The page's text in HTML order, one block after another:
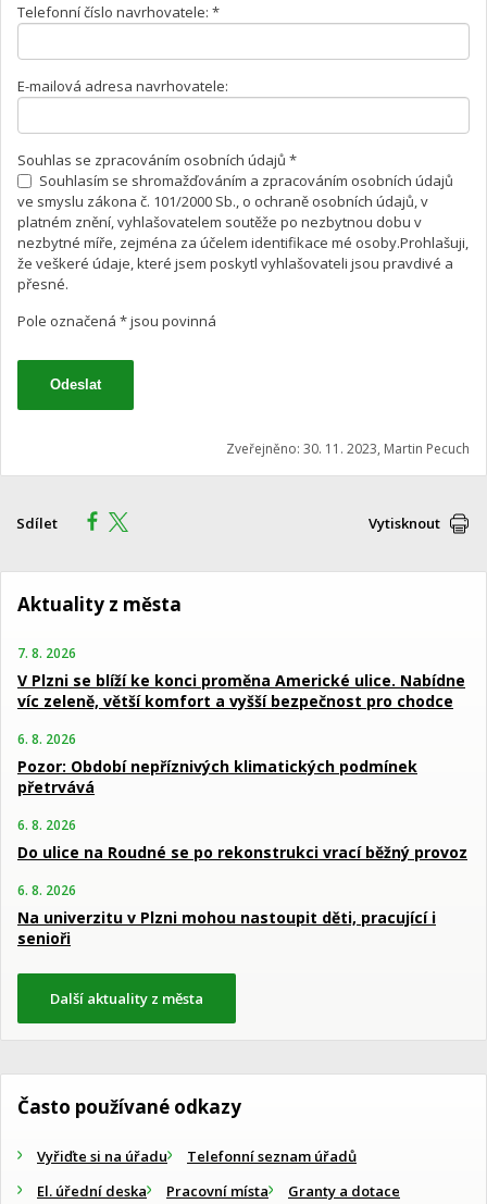
Telefonní číslo navrhovatele: *
E-mailová adresa navrhovatele:
Souhlas se zpracováním osobních údajů *
Souhlasím se shromažďováním a zpracováním osobních údajů
ve smyslu zákona č. 101/2000 Sb., o ochraně osobních údajů, v
platném znění, vyhlašovatelem soutěže po nezbytnou dobu v
nezbytné míře, zejména za účelem identifikace mé osoby.Prohlašuji,
že veškeré údaje, které jsem poskytl vyhlašovateli jsou pravdivé a
přesné.
Pole označená * jsou povinná
Zveřejněno: 30. 11. 2023, Martin Pecuch
Sdílet Vytisknout
Aktuality z města
7. 8. 2026
V Plzni se blíží ke konci proměna Americké ulice. Nabídne
víc zeleně, větší komfort a vyšší bezpečnost pro chodce
6. 8. 2026
Pozor: Období nepříznivých klimatických podmínek
přetrvává
6. 8. 2026
Do ulice na Roudné se po rekonstrukci vrací běžný provoz
6. 8. 2026
Na univerzitu v Plzni mohou nastoupit děti, pracující i
senioři
Další aktuality z města
Často používané odkazy
Vyřiďte si na úřadu
Telefonní seznam úřadů
El. úřední deska
Pracovní místa
Granty a dotace